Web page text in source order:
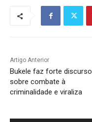
Artigo Anterior
Bukele faz forte discurso
sobre combate à
criminalidade e viraliza